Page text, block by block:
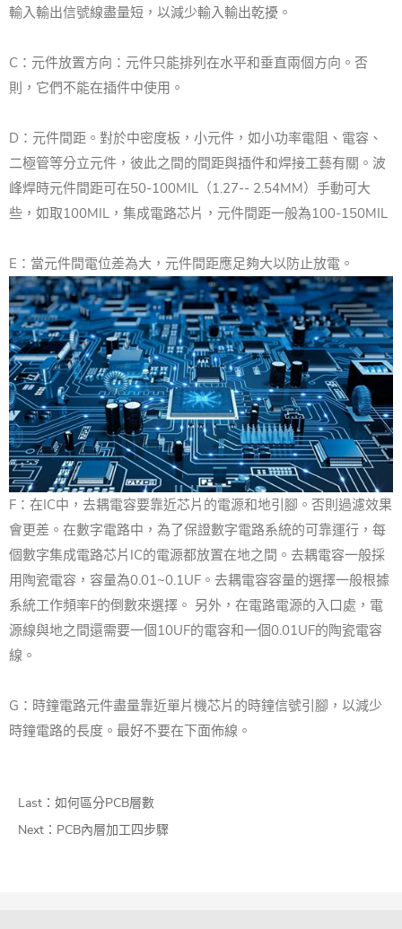
輸入輸出信號線盡量短，以減少輸入輸出乾擾。
C：元件放置方向：元件只能排列在水平和垂直兩個方向。 否
則，它們不能在插件中使用。
D：元件間距。 對於中密度板，小元件，如小功率電阻、電容、
二極管等分立元件，彼此之間的間距與插件和焊接工藝有關。 波
峰焊時元件間距可在50-100MIL（1.27-- 2.54MM）手動可大
些，如取100MIL，集成電路芯片，元件間距一般為100-150MIL
E：當元件間電位差為大，元件間距應足夠大以防止放電。
F：在IC中，去耦電容要靠近芯片的電源和地引腳。 否則過濾效果
會更差。 在數字電路中，為了保證數字電路系統的可靠運行，每
個數字集成電路芯片IC的電源都放置在地之間。 去耦電容一般採
用陶瓷電容，容量為0.01~0.1UF。 去耦電容容量的選擇一般根據
系統工作頻率F的倒數來選擇。 另外，在電路電源的入口處，電
源線與地之間還需要一個10UF的電容和一個0.01UF的陶瓷電容
線。
G：時鐘電路元件盡量靠近單片機芯片的時鐘信號引腳，以減少
時鐘電路的長度。 最好不要在下面佈線。
Last： 如何區分PCB層數
Next： PCB內層加工四步驟